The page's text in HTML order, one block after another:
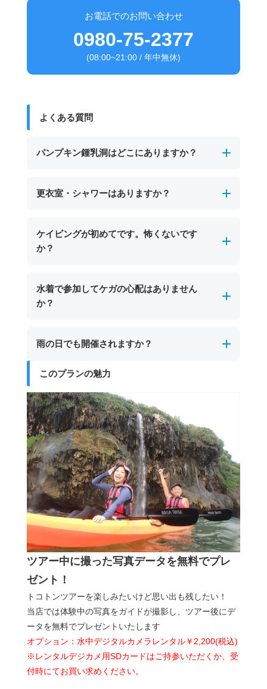
お電話でのお問い合わせ
0980-75-2377
(08:00~21:00 / 年中無休)
よくある質問
パンプキン鍾乳洞はどこにありますか？
パンプキン鍾乳洞は、宮古島の東南部、保良泉
干潮時にのみ入口が現れ、カボチャのような形
をした岩が特徴。宮古島市街地からは車で約30
ケリングやケイビングツアーで訪れることがで
きます。
更衣室・シャワーはありますか？
男女別の温水シャワーと更衣室、トイレを完備
しています。
で利用できるプールもあり、宮古島の海遊び後
も楽しい時間を推し越しいただけます。
ケイビングが初めてです。怖くないです
か？
初めての方でも安心してご参加いただけます。
宮古島のパンプキン鍾乳洞では、一部に天井が
ットやヘルメットなどの安全装備も完備してお
力や経験に自信がない方でも安心して楽しめま
す。
水着で参加してケガの心配はありません
か？
はい、水着でご参加いただいても大きなケガの
ただし、岩場などで小さな擦り傷が生じる場合
は、レギンスや長袖のラッシュガードを着用い
ただくと一層安全です。
雨の日でも開催されますか？
宮古島のパンプキン鍾乳洞ツアーは、海況が安
全と判断できる場合、雨の日でも開催します。
シトシト雨程度であれば問題なく催行可能で
す。ツアーが中止となった場合は、日程変更や
代案をご提案いたします。
このプランの魅力
ツアー中に撮った写真データを無料でプレ
ゼント！
トコトンツアーを楽しみたいけど思い出も残したい！
当店では体験中の写真をガイドが撮影し、ツアー後にデ
ータを無料でプレゼントいたします
オプション：水中デジタルカメラレンタル￥2,200(税込)
※レンタルデジカメ用SDカードはご持参いただくか、受
付時にてお買い求めください。